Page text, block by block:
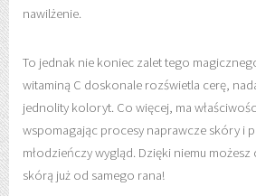
nawilżenie.
To jednak nie koniec zalet tego
witaminą C doskonale rozświetla cerę,
jednolity koloryt. Co więcej, ma
wspomagając procesy naprawcze skóry i
młodzieńczy wygląd. Dzięki niemu
skórą już od samego rana!